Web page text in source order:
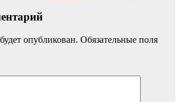
опубликован. Обязательные поля